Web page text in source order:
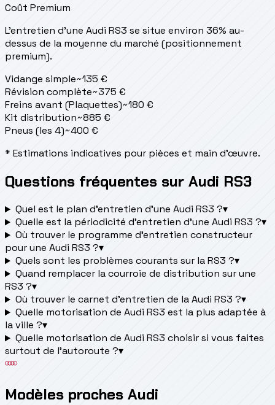
Coût Premium
L'entretien d'une Audi RS3 se situe environ 36% au-
dessus de la moyenne du marché (positionnement
premium).
Vidange simple~135 €
Révision complète~375 €
Freins avant (Plaquettes)~180 €
Kit distribution~885 €
Pneus (les 4)~400 €
* Estimations indicatives pour pièces et main d'œuvre.
Questions fréquentes sur Audi RS3
Quel est le plan d’entretien d’une Audi RS3 ?▾
Quelle est la périodicité d’entretien d’une Audi RS3 ?▾
Où trouver le programme d’entretien constructeur
pour une Audi RS3 ?▾
Quels sont les problèmes courants sur la RS3 ?▾
Quand remplacer la courroie de distribution sur une
RS3 ?▾
Où trouver le carnet d'entretien de la Audi RS3 ?▾
Quelle motorisation de Audi RS3 est la plus adaptée à
la ville ?▾
Quelle motorisation de Audi RS3 choisir si vous faites
surtout de l'autoroute ?▾
Modèles proches Audi